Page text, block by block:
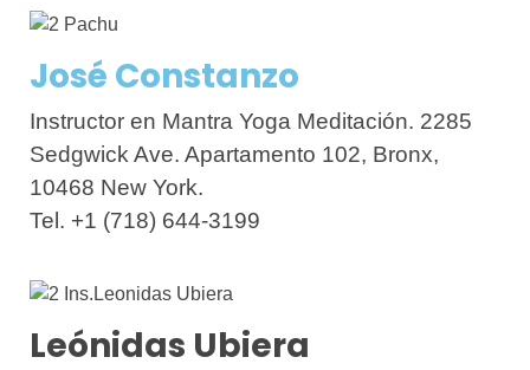
José Constanzo
Instructor en Mantra Yoga Meditación. 2285
Sedgwick Ave. Apartamento 102, Bronx,
10468 New York.
Tel. +1 (718) 644-3199
Leónidas Ubiera